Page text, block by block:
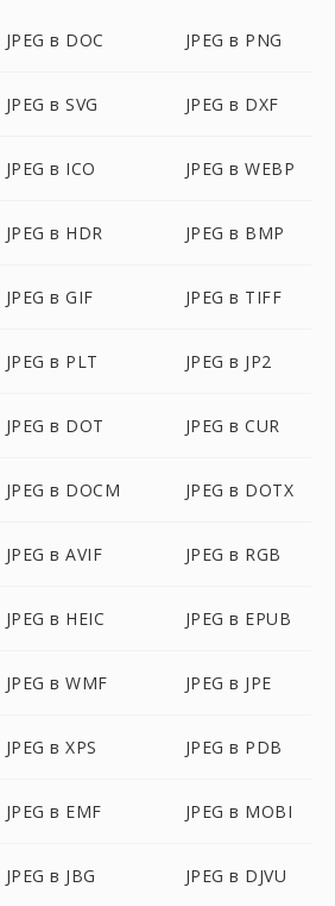
JPEG в DOC JPEG в PNG
JPEG в SVG JPEG в DXF
JPEG в ICO JPEG в WEBP
JPEG в HDR JPEG в BMP
JPEG в GIF JPEG в TIFF
JPEG в PLT JPEG в JP2
JPEG в DOT JPEG в CUR
JPEG в DOCM JPEG в DOTX
JPEG в AVIF JPEG в RGB
JPEG в HEIC JPEG в EPUB
JPEG в WMF JPEG в JPE
JPEG в XPS JPEG в PDB
JPEG в EMF JPEG в MOBI
JPEG в JBG JPEG в DJVU